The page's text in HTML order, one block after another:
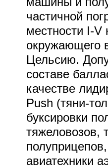
частичной
местности I-V
окружающего
Цельсию.
составе
качестве
Push (тяни-
буксировки
тяжеловозов,
авиатехники